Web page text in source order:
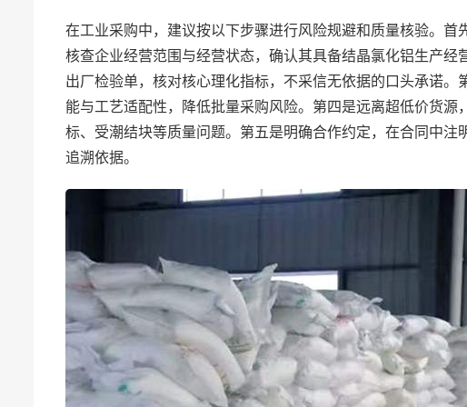
在工业采购中，建议按以下步骤进行风险规避和质量核验。首
核查企业经营范围与经营状态，确认其具备结晶氯化铝生产
出厂检验单，核对核心理化指标，不采信无依据的口头承诺
能与工艺适配性，降低批量采购风险。第四是远离超低价货
标、受潮结块等质量问题。第五是明确合作约定，在合同中
追溯依据。